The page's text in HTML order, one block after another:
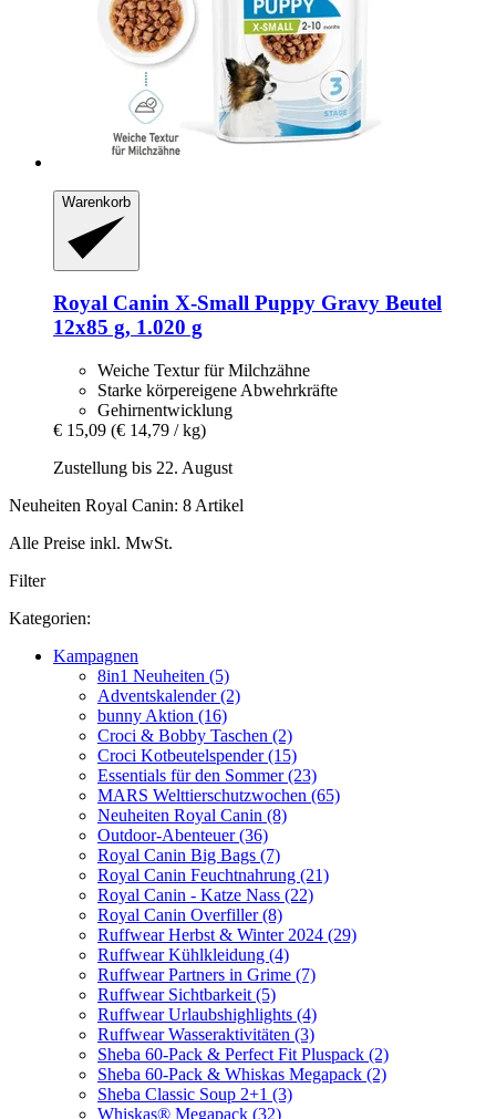
Warenkorb
Royal Canin X-​Small Puppy Gravy Beutel
12x85 g, 1.020 g
Weiche Textur für Milchzähne
Starke körpereigene Abwehrkräfte
Gehirnentwicklung
€ 15,09 (€ 14,79 / kg)
Zustellung bis 22. August
Neuheiten Royal Canin: 8 Artikel
Alle Preise inkl. MwSt.
Filter
Kategorien:
Kampagnen
8in1 Neuheiten (5)
Adventskalender (2)
bunny Aktion (16)
Croci & Bobby Taschen (2)
Croci Kotbeutelspender (15)
Essentials für den Sommer (23)
MARS Welttierschutzwochen (65)
Neuheiten Royal Canin (8)
Outdoor-Abenteuer (36)
Royal Canin Big Bags (7)
Royal Canin Feuchtnahrung (21)
Royal Canin - Katze Nass (22)
Royal Canin Overfiller (8)
Ruffwear Herbst & Winter 2024 (29)
Ruffwear Kühlkleidung (4)
Ruffwear Partners in Grime (7)
Ruffwear Sichtbarkeit (5)
Ruffwear Urlaubshighlights (4)
Ruffwear Wasseraktivitäten (3)
Sheba 60-Pack & Perfect Fit Pluspack (2)
Sheba 60-Pack & Whiskas Megapack (2)
Sheba Classic Soup 2+1 (3)
Whiskas® Megapack (32)